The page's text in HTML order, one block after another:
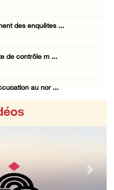
des enquêtes ...
de contrôle m ...
au nor ...
les accès à ...
Next